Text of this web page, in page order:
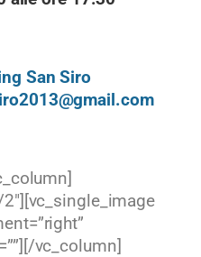
San Siro
vc_column]